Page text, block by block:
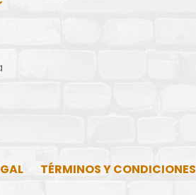
TÉRMINOS Y CONDICIONES